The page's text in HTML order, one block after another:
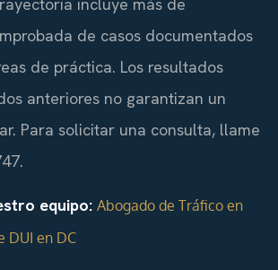
de casos documentados
de práctica. Los resultados
anteriores no garantizan un
Para solicitar una consulta, llame
equipo: Abogado de Tráfico en
DUI en DC